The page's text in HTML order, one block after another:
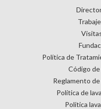
Política de
Código
Reglamento
Política de
Política